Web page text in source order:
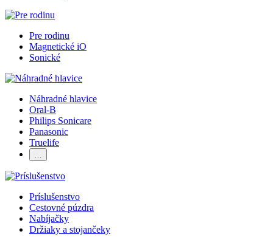
Pre rodinu
Magnetické iO
Sonické
Náhradné hlavice
Oral-B
Philips Sonicare
Panasonic
Truelife
…
Príslušenstvo
Cestovné púzdra
Nabíjačky
Držiaky a stojančeky